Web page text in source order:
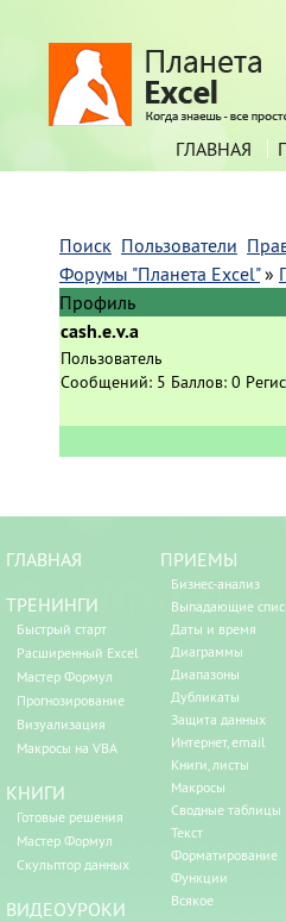
ГЛАВНАЯ
Поиск Пользователи
Форумы "Планета Excel" »
Профиль
cash.e.v.a
Пользователь
Сообщений: 5 Баллов: 0
ГЛАВНАЯ
ТРЕНИНГИ
Быстрый старт
Расширенный Excel
Мастер Формул
Прогнозирование
Визуализация
Макросы на VBA
КНИГИ
Готовые решения
Мастер Формул
Скульптор данных
ВИДЕОУРОКИ
ПРИЕМЫ
Бизнес-анализ
Выпадающие
Даты и время
Диаграммы
Диапазоны
Дубликаты
Защита данных
Интернет, email
Книги, листы
Макросы
Сводные таблицы
Текст
Форматирование
Функции
Всякое